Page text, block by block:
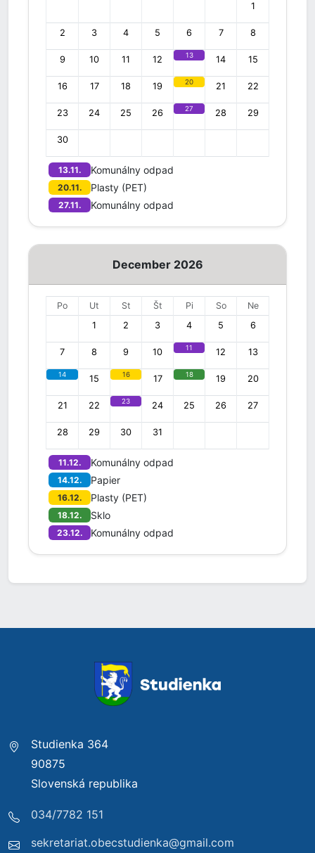
1
2 3 4 5 6 7 8
9 10 11 12 13 14 15
16 17 18 19 20 21 22
23 24 25 26 27 28 29
30
13.11. Komunálny odpad
20.11. Plasty (PET)
27.11. Komunálny odpad
December 2026
Po Ut St Št Pi So
Ne
1
2 3 4 5 6
7 8 9 10 11 12 13
14 15 16 17 18 19 20
21 22 23 24 25 26 27
28 29 30 31
11.12. Komunálny odpad
14.12. Papier
16.12. Plasty (PET)
18.12. Sklo
23.12. Komunálny odpad
Studienka 364
90875
Slovenská republika
034/7782 151
sekretariat.obecstudienka@gmail.com